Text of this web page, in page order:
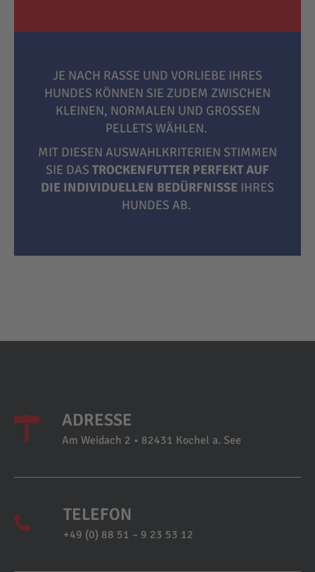
JE NACH RASSE UND VORLIEBE IHRES
HUNDES KÖNNEN SIE ZUDEM ZWISCHEN
KLEINEN, NORMALEN UND GROSSEN P
ELLETS WÄHLEN.
MIT DIESEN AUSWAHLKRITERIEN STIMMEN
SIE DAS TROCKENFUTTER PERFEKT AUF
DIE INDIVIDUELLEN BEDÜRFNISSE IHRES
HUNDES AB.
ADRESSE
Am Weidach 2 • 82431 Kochel a. See
TELEFON
+49 (0) 88 51 – 9 23 53 12